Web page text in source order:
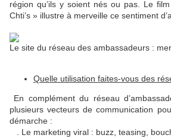
région qu’ils y soient nés ou pas. Le
Chti’s » illustre à merveille ce sentiment
Le site du réseau des ambassadeurs :
Quelle utilisation faites-vous des
En complément du réseau
plusieurs vecteurs de communication
démarche :
. Le marketing viral : buzz, teasing,